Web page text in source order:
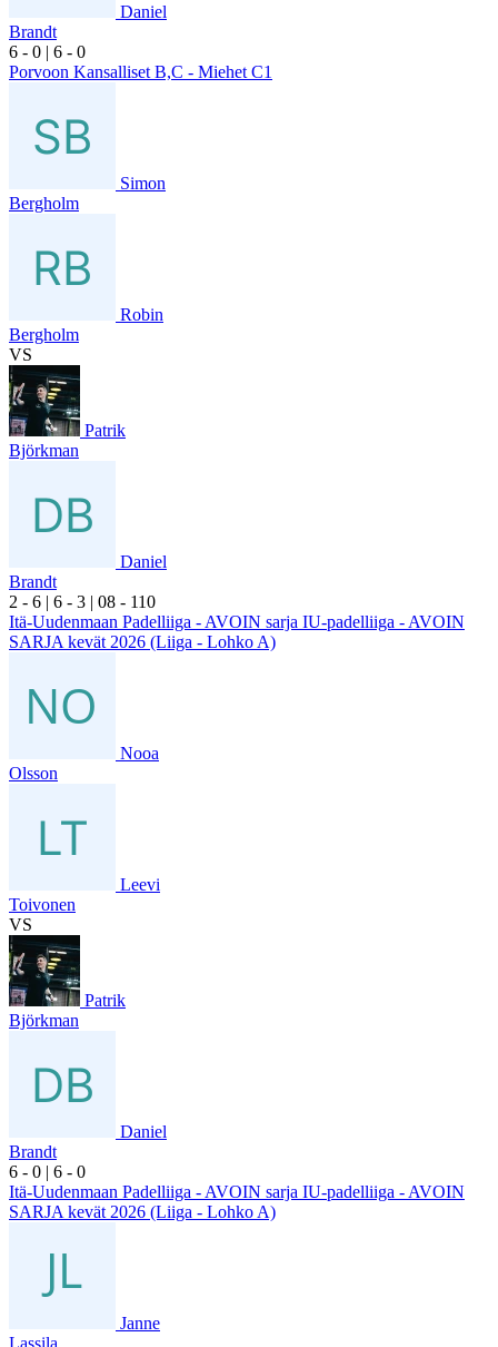
Daniel
Brandt
6 - 0 | 6 - 0
Porvoon Kansalliset B,C - Miehet C1
Simon
Bergholm
Robin
Bergholm
VS
Patrik
Björkman
Daniel
Brandt
2 - 6 | 6 - 3 | 08 - 110
Itä-Uudenmaan Padelliiga - AVOIN sarja IU-padelliiga - AVOIN
SARJA kevät 2026 (Liiga - Lohko A)
Nooa
Olsson
Leevi
Toivonen
VS
Patrik
Björkman
Daniel
Brandt
6 - 0 | 6 - 0
Itä-Uudenmaan Padelliiga - AVOIN sarja IU-padelliiga - AVOIN
SARJA kevät 2026 (Liiga - Lohko A)
Janne
Lassila